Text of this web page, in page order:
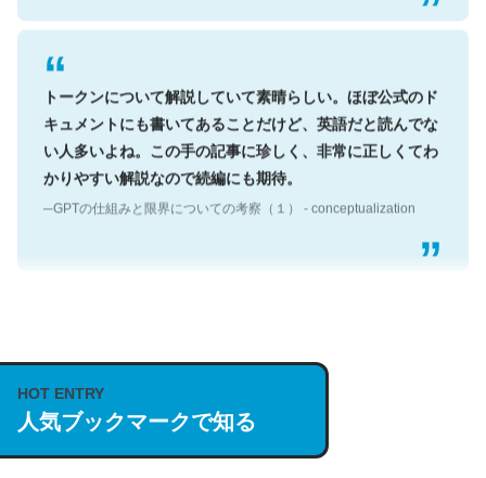
トークンについて解説していて素晴らしい。ほぼ公式のド
キュメントにも書いてあることだけど、英語だと読んでな
い人多いよね。この手の記事に珍しく、非常に正しくてわ
かりやすい解説なので続編にも期待。
─GPTの仕組みと限界についての考察（１） - conceptualization
説してる記事が少ないので貴重な良記事。/続編来た
https://isobe324649.hatenablog.com/entry/2023/03/27
/064121
─GPTの仕組みと限界についての考察（１） - conceptualization
HOT ENTRY
人気ブックマークで知る